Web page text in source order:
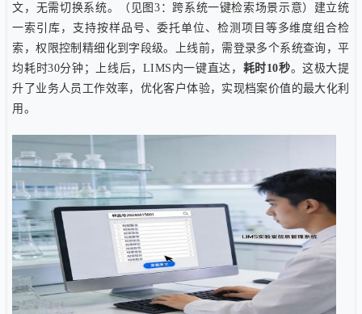
文，无需切换系统。（见图3：跨系统一键检索场景示意）建立统
一索引库，支持按样品号、委托单位、检测项目等多维度组合检
索，权限控制精细化到字段级。上线前，需登录多个系统查询，平
均耗时30分钟；上线后，LIMS内一键直达， 耗时10秒。这极大提
升了业务人员工作效率，优化客户体验，实现档案价值的最大化利
用。